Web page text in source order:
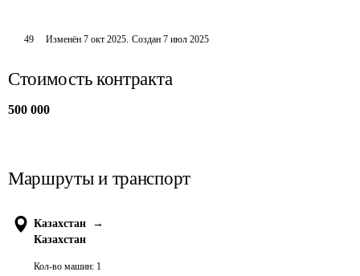
49 Изменён7 окт 2025. Создан 7 июл 2025
Стоимость контракта
500 000
Маршруты и транспорт
Казахстан
→
Казахстан
Кол-во машин: 1